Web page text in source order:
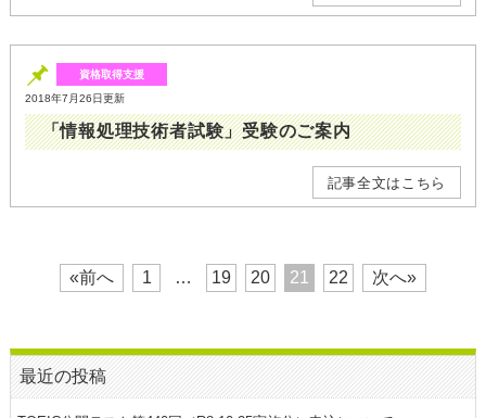
資格取得支援
2018年7月26日更新
「情報処理技術者試験」受験のご案内
記事全文はこちら
«前へ 1 … 19 20 21 22 次へ»
最近の投稿